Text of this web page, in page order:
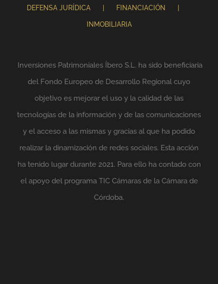
DEFENSA JURÍDICA FINANCIACIÓN
INMOBILIARIA
Inversiones Patrimoniales Íbero S.L. ha sido beneficiaria
del Fondo Europeo de Desarrollo Regional cuyo
objetivo es mejorar el uso y la calidad de las
tecnologías de la información y de las comunicaciones
y el acceso a las mismas y gracias al que ha podido
realizar la dinamización de redes sociales. Esta acción
ha tenido lugar durante 2021. Para ello ha contado con
el apoyo del programa TIC Cámaras de la Cámara de
Córdoba.